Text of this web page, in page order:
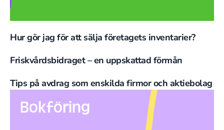
Hur gör jag för att sälja företagets inventarier?
Friskvårdsbidraget – en uppskattad förmån
Tips på avdrag som enskilda firmor och aktiebolag
Bokföring